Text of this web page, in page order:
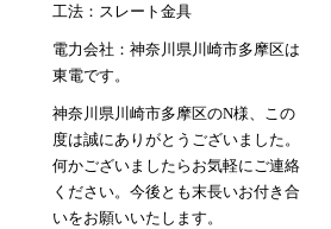
工法：スレート金具
電力会社：神奈川県川崎市多摩区は
東電です。
神奈川県川崎市多摩区のN様、この
度は誠にありがとうございました。
何かございましたらお気軽にご連絡
ください。今後とも末長いお付き合
いをお願いいたします。